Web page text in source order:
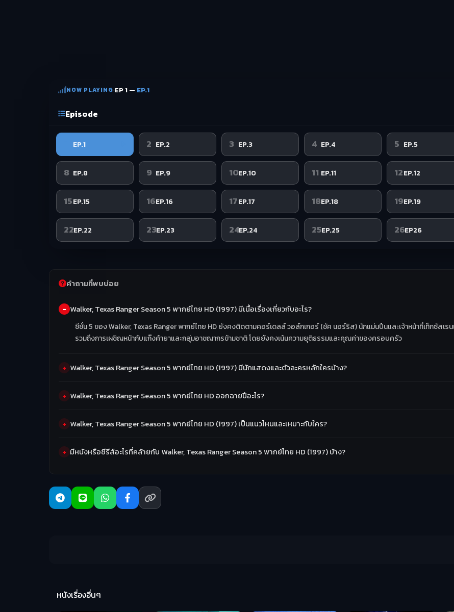
NOW PLAYING·EP 1 — EP.1
Episode
EP.1 2 EP.2 3 EP.3 4 EP.4 5 EP.5
8 EP.8 9 EP.9 10EP.10 11 EP.11 12EP.12
15EP.15 16EP.16 17EP.17 18EP.18 19EP.19
22EP.22 23EP.23 24EP.24 25EP.25 26EP26
คำถามที่พบบ่อย
Walker, Texas Ranger Season 5 พากย์ไทย HD (1997) มีเนื้อเรื่องเกี่ยวกับอะไร?
ซีซั่น 5 ของ Walker, Texas Ranger พากย์ไทย HD ยังคงติดตามคอร์เดลล์ วอล์กเกอร์ (ชัค นอร์ริส) นักแม่นปืนและเจ้าหน้าที่เท็กซัส
รวมถึงการเผชิญหน้ากับแก๊งค้ายาและกลุ่มอาชญากรข้ามชาติ โดยยังคงเน้นความยุติธรรมและคุณค่าของครอบครัว
Walker, Texas Ranger Season 5 พากย์ไทย HD (1997) มีนักแสดงและตัวละครหลักใครบ้าง?
Walker, Texas Ranger Season 5 พากย์ไทย HD ออกฉายปีอะไร?
Walker, Texas Ranger Season 5 พากย์ไทย HD (1997) เป็นแนวไหนและเหมาะกับใคร?
มีหนังหรือซีรีส์อะไรที่คล้ายกับ Walker, Texas Ranger Season 5 พากย์ไทย HD (1997) บ้าง?
หนังเรื่องอื่นๆ